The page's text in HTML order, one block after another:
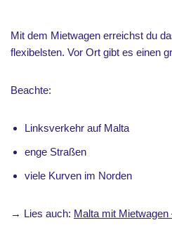
Mit dem Mietwagen erreichst du
flexibelsten. Vor Ort gibt es einen
Beachte:
Linksverkehr auf Malta
enge Straßen
viele Kurven im Norden
→ Lies auch: Malta mit